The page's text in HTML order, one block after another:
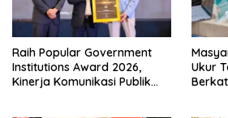
Raih Popular Government
Institutions Award 2026,
Kinerja Komunikasi Publik
Ukur